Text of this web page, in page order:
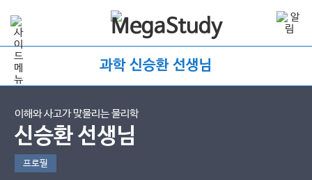
과학 신승환 선생님
이해와 사고가 맞물리는 물리학
신승환 선생님
프로필